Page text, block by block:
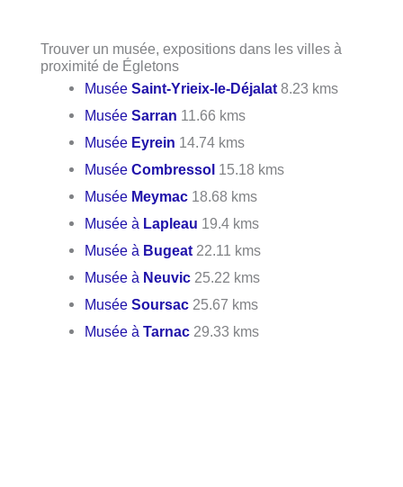
Trouver un musée, expositions dans les villes à
proximité de Égletons
MuséeSaint-Yrieix-le-Déjalat 8.23 kms
MuséeSarran 11.66 kms
Musée Eyrein 14.74 kms
MuséeCombressol 15.18 kms
Musée Meymac 18.68 kms
Musée à Lapleau 19.4 kms
Musée à Bugeat 22.11 kms
Musée à Neuvic 25.22 kms
MuséeSoursac 25.67 kms
Musée àTarnac 29.33 kms